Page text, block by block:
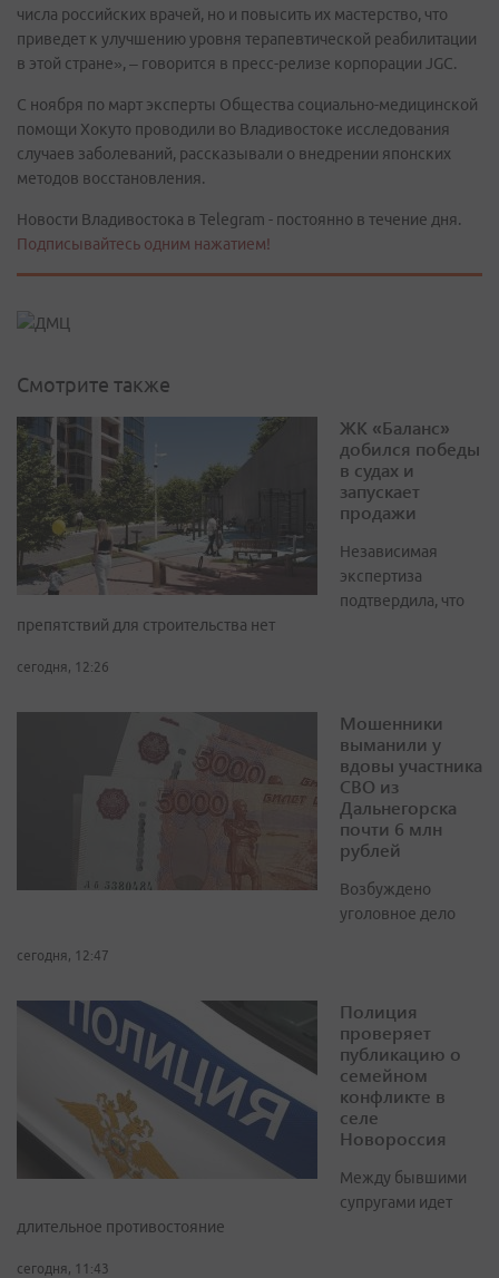
числа российских врачей, но и повысить их мастерство, что
приведет к улучшению уровня терапевтической реабилитации
в этой стране», – говорится в пресс-релизе корпорации JGC.
С ноября по март эксперты Общества социально-медицинской
помощи Хокуто проводили во Владивостоке исследования
случаев заболеваний, рассказывали о внедрении японских
методов восстановления.
Новости Владивостока в Telegram - постоянно в течение дня.
Подписывайтесь одним нажатием!
Смотрите также
ЖК «Баланс»
добился победы
в судах и
запускает
продажи
Независимая
экспертиза
подтвердила, что
препятствий для строительства нет
сегодня, 12:26
Мошенники
выманили у
вдовы участника
СВО из
Дальнегорска
почти 6 млн
рублей
Возбуждено
уголовное дело
сегодня, 12:47
Полиция
проверяет
публикацию о
семейном
конфликте в
селе
Новороссия
Между бывшими
супругами идет
длительное противостояние
сегодня, 11:43